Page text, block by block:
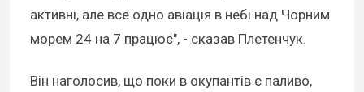
активні, але все одно авіація в небі над Чорним
морем 24 на 7 працює", - сказав Плетенчук.
Він наголосив, що поки в окупантів є паливо,